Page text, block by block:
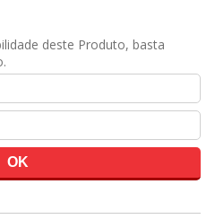
deste Produto, basta